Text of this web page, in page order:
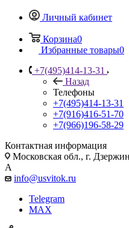
Личный кабинет
Корзина0
Избранные товары0
+7(495)414-13-31
Назад
Телефоны
+7(495)414-13-31
+7(916)416-51-70
+7(966)196-58-29
Контактная информация
Московская обл., г.
А
info@usvitok.ru
Telegram
MAX